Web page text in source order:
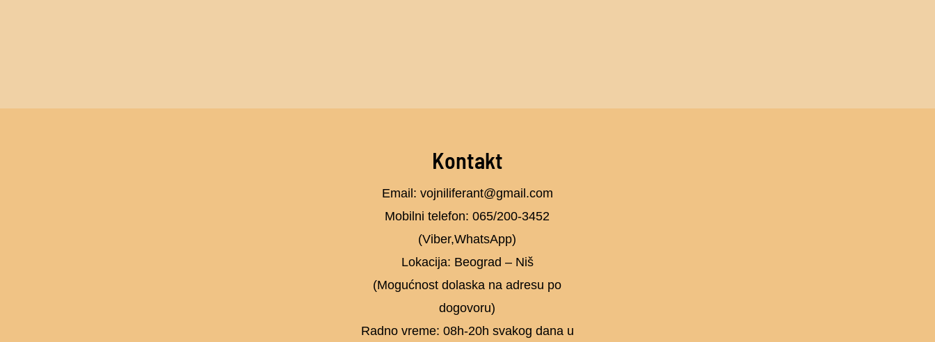
Kontakt
Email: vojniliferant@gmail.com
Mobilni telefon: 065/200-3452
(Viber,WhatsApp)
Lokacija: Beograd – Niš
(Mogućnost dolaska na adresu po
dogovoru)
Radno vreme: 08h-20h svakog dana u